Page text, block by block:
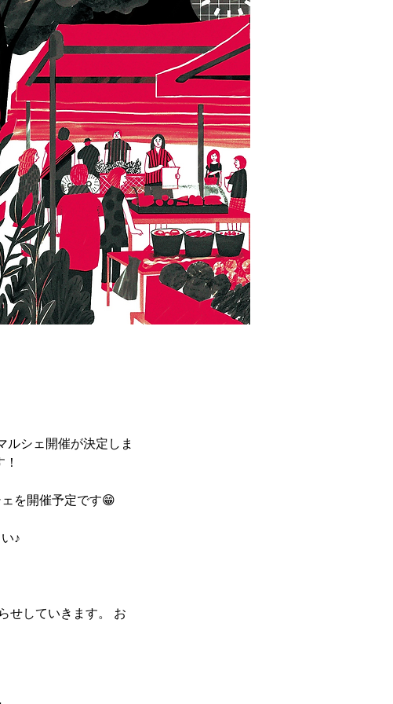
ルシェ開催が決定しま
を開催予定です😁
♪
せしていきます。 お